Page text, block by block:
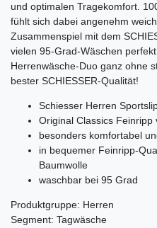
und optimalen Tragekomfort.
fühlt sich dabei angenehm
Zusammenspiel mit dem
vielen 95-Grad-Wäschen
Herrenwäsche-Duo ganz ohne
bester SCHIESSER-Qualität!
Schiesser Herren
Original Classics Feinripp
besonders komfortabel
in bequemer Feinripp-
Baumwolle
waschbar bei 95 Grad
Produktgruppe: Herren
Segment: Tagwäsche